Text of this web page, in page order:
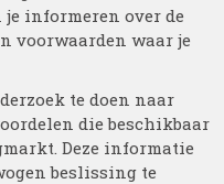
informeren over de
voorwaarden waar je
te doen naar
die beschikbaar
Deze informatie
beslissing te